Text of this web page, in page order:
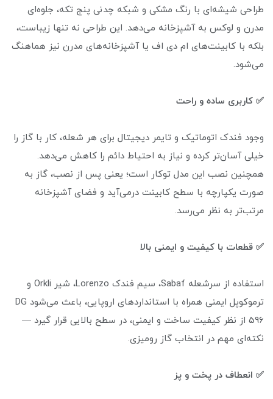
طراحی شیشه‌ای با رنگ مشکی و شبکه چدنی پنج تکه، جلوه‌ای
مدرن و لوکس به آشپزخانه می‌دهد. این طراحی نه تنها زیباست،
بلکه با کابینت‌های ام دی ‌اف یا آشپزخانه‌های مدرن نیز هماهنگ
می‌شود.
✅ کاربری ساده و راحت
وجود فندک اتوماتیک و تایمر دیجیتال برای هر شعله، کار با گاز را
خیلی آسان‌تر کرده و نیاز به احتیاط دائم را کاهش می‌دهد.
همچنین نصب این مدل توکار است؛ یعنی پس از نصب، گاز به
صورت یکپارچه با سطح کابینت درمی‌آید و فضای آشپزخانه
مرتب‌تر به نظر می‌رسد.
✅ قطعات با کیفیت و ایمنی بالا
استفاده از سرشعله Sabaf، سیم فندک Lorenzo، شیر Orkli و
ترموکوپل ایمنی همراه با استانداردهای اروپایی، باعث می‌شود DG
596 از نظر کیفیت ساخت و ایمنی، در سطح بالایی قرار گیرد —
نکته‌ای مهم در انتخاب گاز رومیزی.
✅ انعطاف در پخت و پز